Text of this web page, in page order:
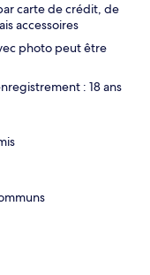
carte de crédit, de
accessoires
photo peut être
: 18 ans